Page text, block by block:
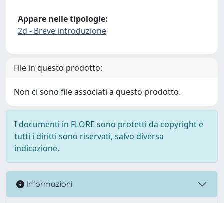
Appare nelle tipologie:
2d - Breve introduzione
File in questo prodotto:
Non ci sono file associati a questo prodotto.
I documenti in FLORE sono protetti da copyright e
tutti i diritti sono riservati, salvo diversa
indicazione.
Informazioni